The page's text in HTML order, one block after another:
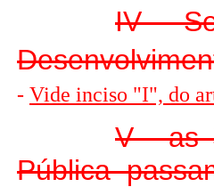
IV -
- Vide inciso "I", do
V - as
Pública